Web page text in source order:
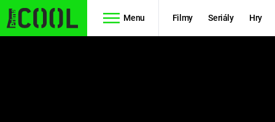
Menu Filmy Seriály Hry